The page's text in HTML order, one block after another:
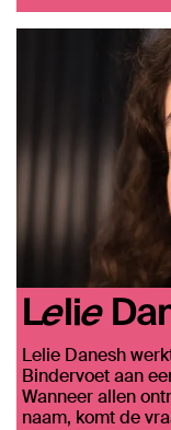
Lelie
Lelie Danesh
Bindervoet aan
Wanneer allen
naam, komt de